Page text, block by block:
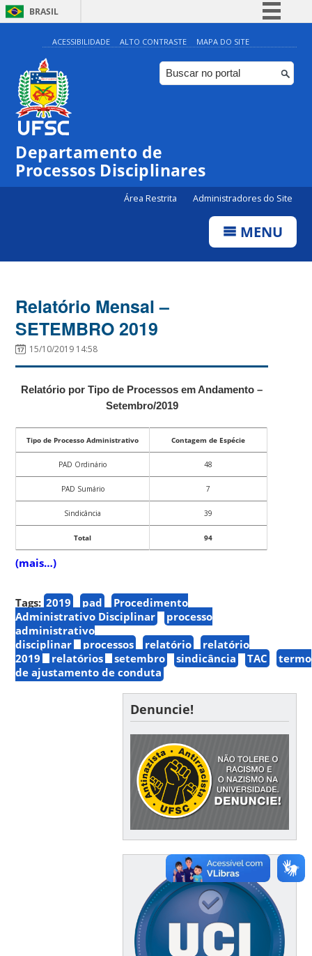
BRASIL
Simplifique!
Comunica BR
Participe
ACESSIBILIDADE ALTO CONTRASTE MAPA DO SITE
Departamento de
Processos Disciplinares
Área Restrita Administradores do Site
MENU
Relatório Mensal –
SETEMBRO 2019
15/10/2019 14:58
Relatório por Tipo de Processos em Andamento –
Setembro/2019
Tipo de Processo Administrativo Contagem de Espécie
PAD Ordinário 48
PAD Sumário 7
Sindicância 39
Total 94
(mais…)
Tags: 2019 pad
Procedimento
Administrativo Disciplinar
processo
administrativo
disciplinar
processos relatório
relatório
2019
relatórios setembro sindicância TAC
termo
de ajustamento de conduta
Denuncie!